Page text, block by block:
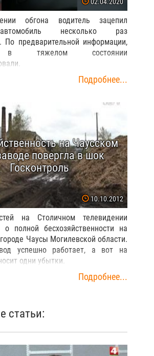
02.04.2020
обгона водитель зацепил
несколько раз
По предварительной информации,
в тяжелом состоянии
Подробнее...
на Чаусском
повергла в шок
Госконтроль
10.10.2012
на Столичном телевидении
о полной бесхозяйственности на
Чаусы Могилевской области.
успешно работает, а вот на
одни убытки.
Подробнее...
статьи: